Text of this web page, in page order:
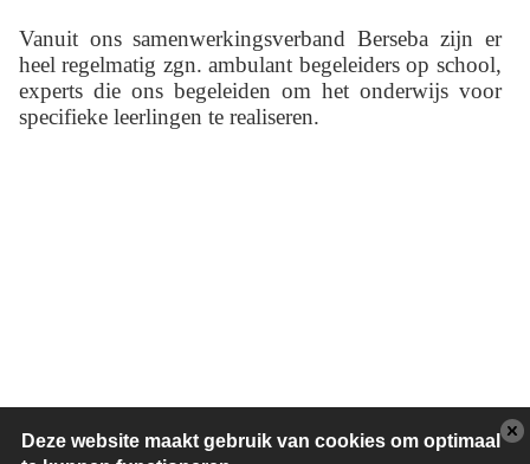
Vanuit ons samenwerkingsverband Berseba zijn er
heel regelmatig zgn. ambulant begeleiders op school,
experts die ons begeleiden om het onderwijs voor
specifieke leerlingen te realiseren.
Deze website maakt gebruik van cookies om optimaal